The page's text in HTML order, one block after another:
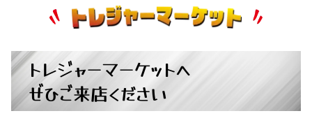
トレジャーマーケットへ
ぜひご来店ください